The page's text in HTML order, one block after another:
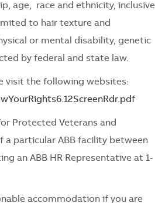
age, race and ethnicity, inclusive
to hair texture and
or mental disability, genetic
by federal and state law.
visit the following websites:
Protected Veterans and
a particular ABB facility between
an ABB HR Representative at 1-
accommodation if you are